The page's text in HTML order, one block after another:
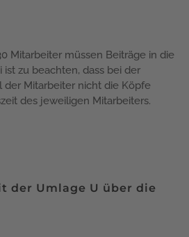
Mitarbeiter müssen Beiträge in die
zu beachten, dass bei der
der Mitarbeiter nicht die Köpfe
des jeweiligen Mitarbeiters.
der Umlage U über die